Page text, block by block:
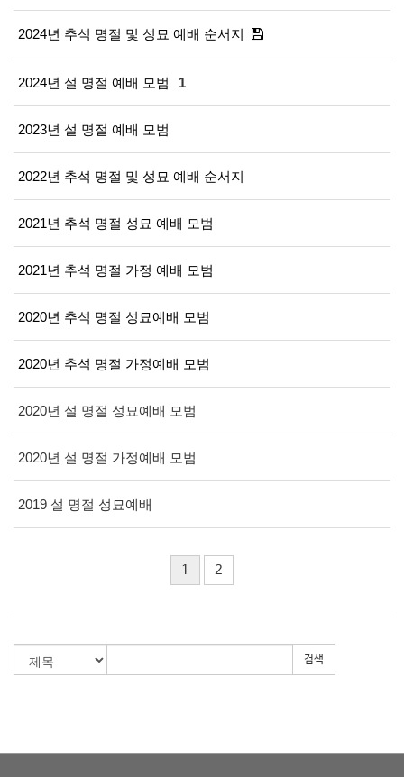
2024년 추석 명절 및 성묘 예배 순서지
2024년 설 명절 예배 모범 1
2023년 설 명절 예배 모범
2022년 추석 명절 및 성묘 예배 순서지
2021년 추석 명절 성묘 예배 모범
2021년 추석 명절 가정 예배 모범
2020년 추석 명절 성묘예배 모범
2020년 추석 명절 가정예배 모범
2020년 설 명절 성묘예배 모범
2020년 설 명절 가정예배 모범
2019 설 명절 성묘예배
1 2
검색